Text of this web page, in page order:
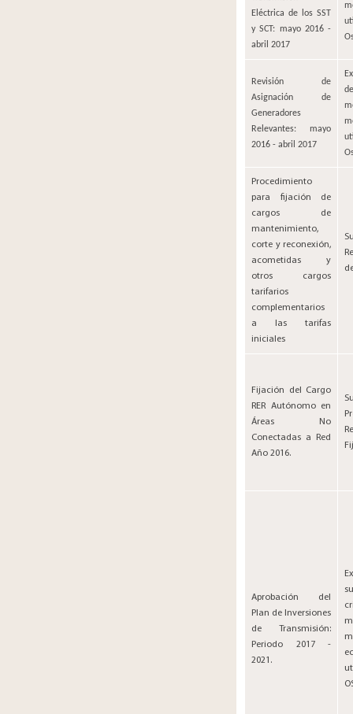
Eléctrica de los SST
y SCT: mayo 2016 -
abril 2017
Revisión de
Asignación de
Generadores
Relevantes: mayo
2016 - abril 2017
​​​Procedimiento
para fijación de
cargos de
mantenimiento,
corte y reconexión,
acometidas y
otros cargos
tarifarios
complementarios
a las tarifas
iniciales
Fijación del Cargo
RER Autónomo en
Áreas No
Conectadas a Red
Año 2016.​​
Aprobación del
Plan de Inversiones
de Transmisión:
Periodo 2017 -
2021.